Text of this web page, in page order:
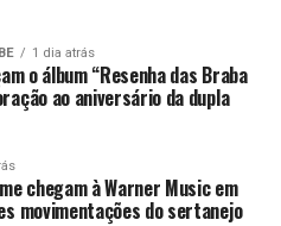
1 dia atrás
o álbum “Resenha das Braba
ao aniversário da dupla
chegam à Warner Music em
movimentações do sertanejo